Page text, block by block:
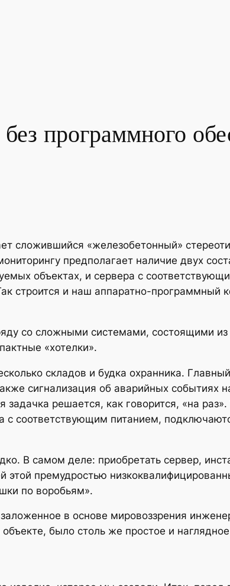
программного
сложившийся «железобетонный»
предполагает наличие двух
объектах, и сервера с
строится и наш аппаратно-программный
со сложными системами, состоящими из
«хотелки».
складов и будка охранника.
сигнализация об аварийных событиях
решается, как говорится, «на
с соответствующим питанием,
В самом деле: приобретать сервер,
этой премудростью
по воробьям».
в основе мировоззрения
было столь же простое и